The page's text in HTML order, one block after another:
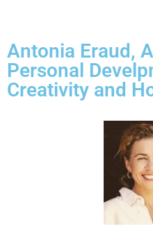
Antonia Eraud,
Personal
Creativity and